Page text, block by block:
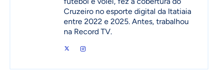
Cruzeiro no esporte digital da Itatiaia
entre 2022 e 2025. Antes, trabalhou
na Record TV.